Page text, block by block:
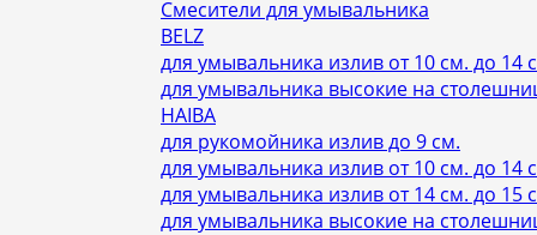
Смесители для умывальника
BELZ
для умывальника излив от 10 см. до 14
для умывальника высокие на
HAIBA
для рукомойника излив до 9 см.
для умывальника излив от 10 см. до 14
для умывальника излив от 14 см. до 15
для умывальника высокие на